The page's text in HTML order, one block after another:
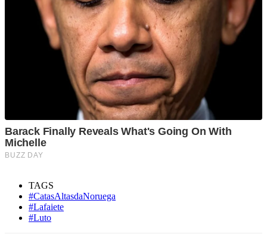
TAGS
#CatasAltasdaNoruega
#Lafaiete
#Luto